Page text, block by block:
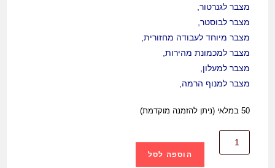
מצבר לגנרטור,
מצבר לבוסטר,
מצבר מיוחד לעבודה מחזורית,
מצבר למכמונת מהירות,
מצבר למעלון,
מצבר למנוף הרמה,
50 במלאי (ניתן להזמנה מוקדמת)
הוספה לסל